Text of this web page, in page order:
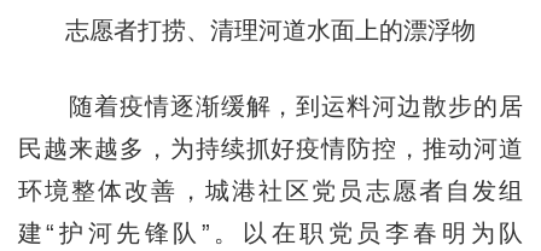
志愿者打捞、清理河道水面上的漂浮物
随着疫情逐渐缓解，到运料河边散步的居
民越来越多，为持续抓好疫情防控，推动河道
环境整体改善，城港社区党员志愿者自发组
建“护河先锋队”。以在职党员李春明为队